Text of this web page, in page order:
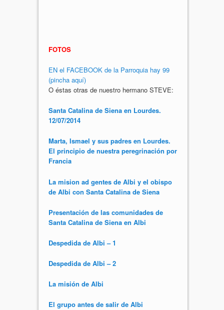
FOTOS
EN el FACEBOOK de la Parroquia hay 99
(pincha aquí)
O éstas otras de nuestro hermano STEVE:
Santa Catalina de Siena en Lourdes.
12/07/2014
Marta, Ismael y sus padres en Lourdes.
El principio de nuestra peregrinación por
Francia
La mision ad gentes de Albi y el obispo
de Albi con Santa Catalina de Siena
Presentación de las comunidades de
Santa Catalina de Siena en Albi
Despedida de Albi – 1
Despedida de Albi – 2
La misión de Albi
El grupo antes de salir de Albi